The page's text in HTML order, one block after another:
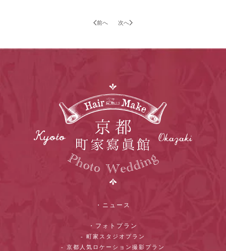
前へ 次へ
・ニュース
・フォトプラン
- 町家スタジオプラン
- 京都人気ロケーション撮影プラン